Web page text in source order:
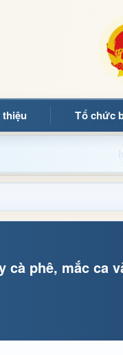
Tổ chức
tin tức địa phương
cà phê, mắc